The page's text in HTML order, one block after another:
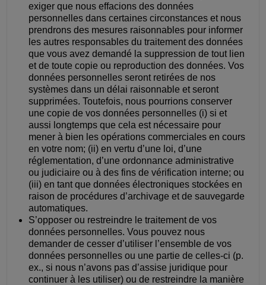
exiger que nous effacions des données
personnelles dans certaines circonstances et nous
prendrons des mesures raisonnables pour informer
les autres responsables du traitement des données
que vous avez demandé la suppression de tout lien
et de toute copie ou reproduction des données. Vos
données personnelles seront retirées de nos
systèmes dans un délai raisonnable et seront
supprimées. Toutefois, nous pourrions conserver
une copie de vos données personnelles (i) si et
aussi longtemps que cela est nécessaire pour
mener à bien les opérations commerciales en cours
en votre nom; (ii) en vertu d’une loi, d’une
réglementation, d’une ordonnance administrative
ou judiciaire ou à des fins de vérification interne; ou
(iii) en tant que données électroniques stockées en
raison de procédures d’archivage et de sauvegarde
automatiques.
S’opposer ou restreindre le traitement de vos
données personnelles. Vous pouvez nous
demander de cesser d’utiliser l’ensemble de vos
données personnelles ou une partie de celles-ci (p.
ex., si nous n’avons pas d’assise juridique pour
continuer à les utiliser) ou de restreindre la manière